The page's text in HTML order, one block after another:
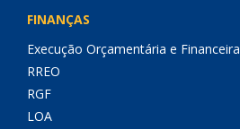
FINANÇAS
Execução Orçamentária e Financeira
RREO
RGF
LOA